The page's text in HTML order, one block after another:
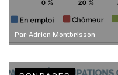
Par Adrien Montbrisson